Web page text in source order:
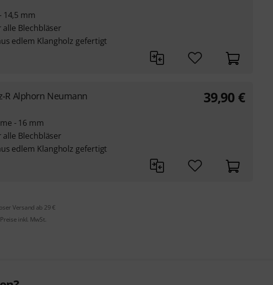
14,5 mm
Blechbläser
edlem Klangholz gefertigt
R Alphorn Neumann
- 16 mm
Blechbläser
edlem Klangholz gefertigt
39,90 €
Versand ab 29 €
inkl. MwSt.